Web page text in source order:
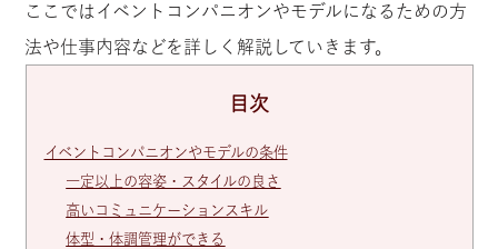
ここではイベントコンパニオンやモデルになるための方
法や仕事内容などを詳しく解説していきます。
目次
イベントコンパニオンやモデルの条件
一定以上の容姿・スタイルの良さ
高いコミュニケーションスキル
体型・体調管理ができる